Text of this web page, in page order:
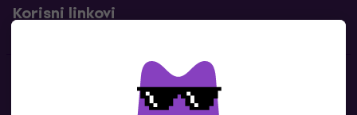
Korisni linkovi
Kontakti